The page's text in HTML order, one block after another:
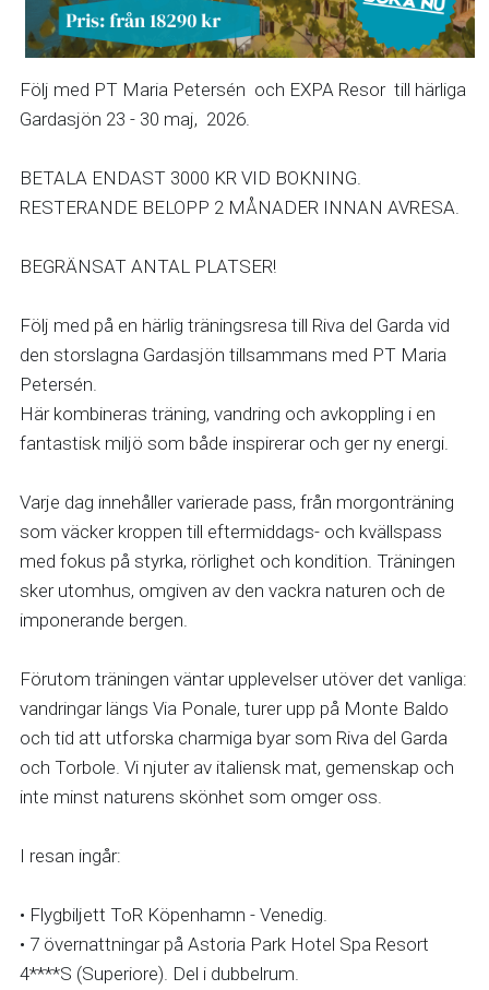
Följ med PT Maria Petersén  och EXPA Resor  till härliga
Gardasjön 23 - 30 maj,  2026.
BETALA ENDAST 3000 KR VID BOKNING.
RESTERANDE BELOPP 2 MÅNADER INNAN AVRESA.
BEGRÄNSAT ANTAL PLATSER!
Följ med på en härlig träningsresa till Riva del Garda vid
den storslagna Gardasjön tillsammans med PT Maria
Petersén.
Här kombineras träning, vandring och avkoppling i en
fantastisk miljö som både inspirerar och ger ny energi.
Varje dag innehåller varierade pass, från morgonträning
som väcker kroppen till eftermiddags- och kvällspass
med fokus på styrka, rörlighet och kondition. Träningen
sker utomhus, omgiven av den vackra naturen och de
imponerande bergen.
Förutom träningen väntar upplevelser utöver det vanliga:
vandringar längs Via Ponale, turer upp på Monte Baldo
och tid att utforska charmiga byar som Riva del Garda
och Torbole. Vi njuter av italiensk mat, gemenskap och
inte minst naturens skönhet som omger oss.
I resan ingår:
• Flygbiljett ToR Köpenhamn - Venedig.
• 7 övernattningar på Astoria Park Hotel Spa Resort
4****S (Superiore). Del i dubbelrum.